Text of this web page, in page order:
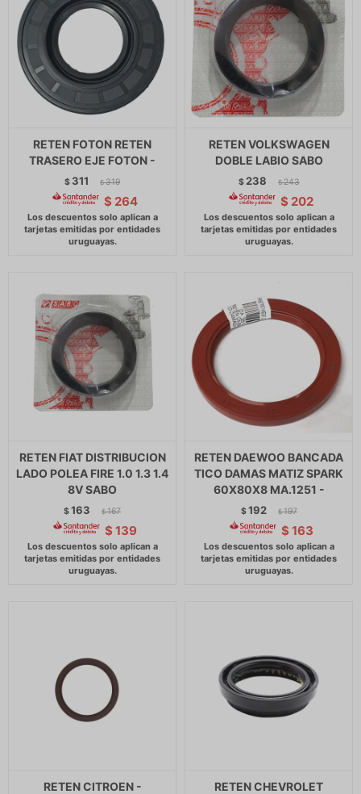
RETEN FOTON RETEN
TRASERO EJE FOTON -
$ 311 $ 319
$ 264
RETEN VOLKSWAGEN
DOBLE LABIO SABO
$ 238 $ 243
$ 202
RETEN FIAT DISTRIBUCION
LADO POLEA FIRE 1.0 1.3 1.4
8V SABO
$163 $ 167
$ 139
RETEN DAEWOO BANCADA
TICO DAMAS MATIZ SPARK
60X80X8 MA.1251 -
$192 $ 197
$ 163
RETEN CITROEN -
RETEN CHEVROLET